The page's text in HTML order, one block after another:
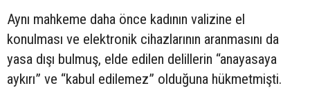
Aynı mahkeme daha önce kadının valizine el
konulması ve elektronik cihazlarının aranmasını da
yasa dışı bulmuş, elde edilen delillerin “anayasaya
aykırı” ve “kabul edilemez” olduğuna hükmetmişti.